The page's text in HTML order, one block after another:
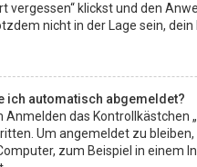
vergessen“ klickst und den
nicht in der Lage sein,
ich automatisch abgemeldet?
Anmelden das
Um angemeldet zu
zum Beispiel in einem